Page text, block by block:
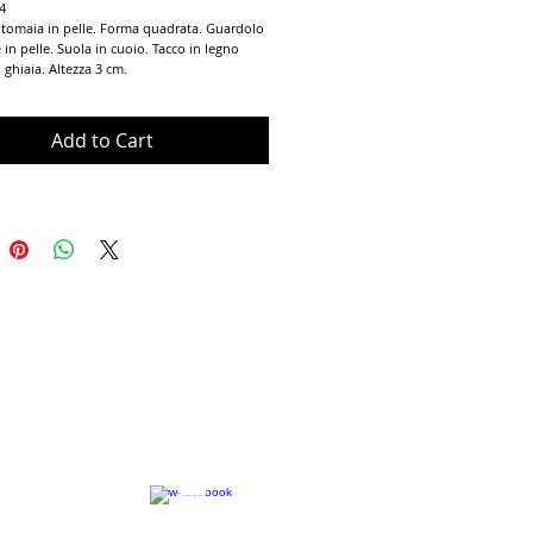
in pelle. Forma quadrata. Guardolo
in pelle. Suola in cuoio. Tacco in legno
Altezza 3 cm.
Add to Cart